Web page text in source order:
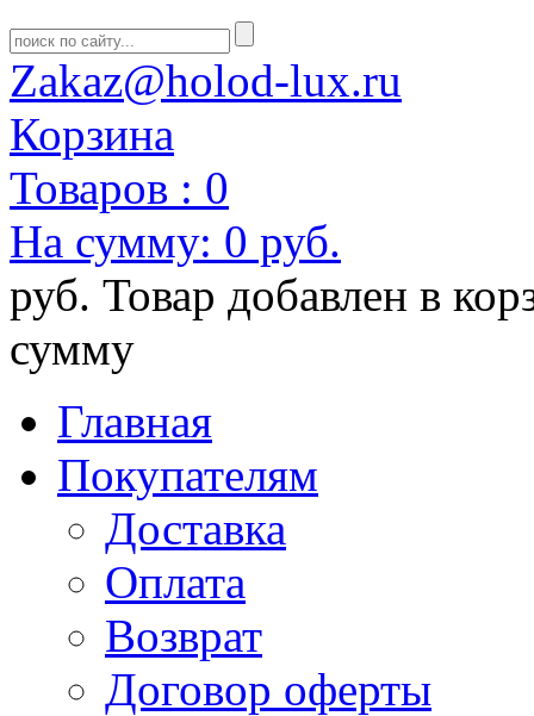
Zakaz@holod-lux.ru
Корзина
Товаров : 0
На сумму: 0 руб.
руб. Товар добавлен в
сумму
Главная
Покупателям
Доставка
Оплата
Возврат
Договор оферты